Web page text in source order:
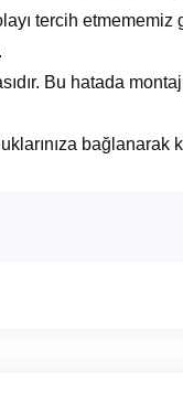
tercih etmememiz
Bu hatada
bağlanarak